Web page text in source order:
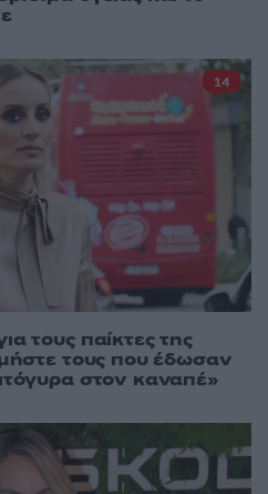
τους παίκτες της
τους που έδωσαν
στον καναπέ»
14